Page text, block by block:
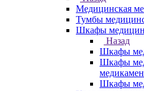
Медицинская
Тумбы
Шкафы
Назад
Шкафы
Шкафы
Шкафы